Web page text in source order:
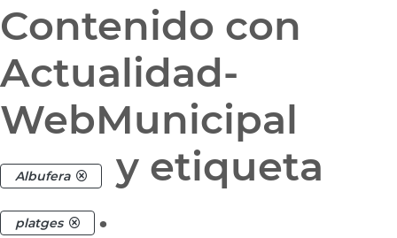
Contenido con
Actualidad-
WebMunicipal
Albufera y etiqueta
platges .